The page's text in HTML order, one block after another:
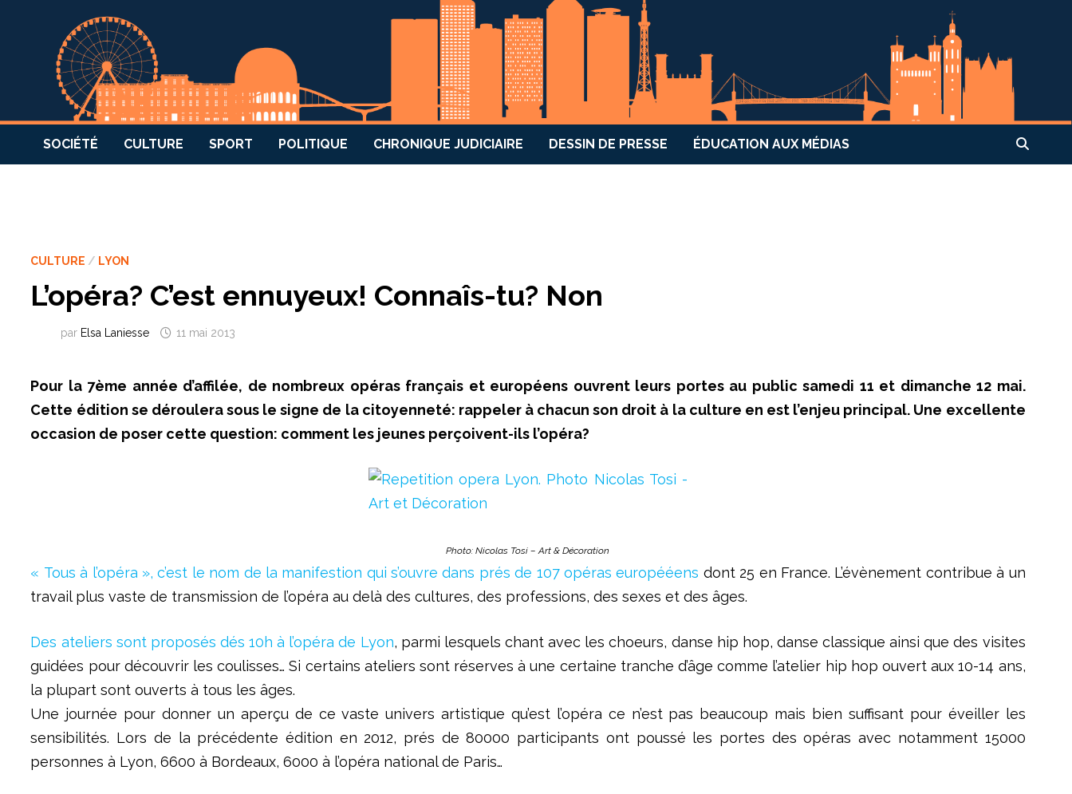
SOCIÉTÉ CULTURE SPORT POLITIQUE CHRONIQUE JUDICIAIRE DESSIN DE PRESSE ÉDUCATION AUX MÉDIAS
CULTURE / LYON
L’opéra? C’est ennuyeux! Connaîs-tu? Non
par Elsa Laniesse 11 mai 2013
Pour la 7ème année d’affilée, de nombreux opéras français et européens ouvrent leurs portes au public samedi 11 et dimanche 12 mai.
Cette édition se déroulera sous le signe de la citoyenneté: rappeler à chacun son droit à la culture en est l’enjeu principal. Une excellente
occasion de poser cette question: comment les jeunes perçoivent-ils l’opéra?
Photo: Nicolas Tosi – Art & Décoration
« Tous à l’opéra », c’est le nom de la manifestion qui s’ouvre dans prés de 107 opéras europééens dont 25 en France. L’évènement contribue à un
travail plus vaste de transmission de l’opéra au delà des cultures, des professions, des sexes et des âges.
Des ateliers sont proposés dés 10h à l’opéra de Lyon, parmi lesquels chant avec les choeurs, danse hip hop, danse classique ainsi que des visites
guidées pour découvrir les coulisses… Si certains ateliers sont réserves à une certaine tranche d’âge comme l’atelier hip hop ouvert aux 10-14 ans,
la plupart sont ouverts à tous les âges.
Une journée pour donner un aperçu de ce vaste univers artistique qu’est l’opéra ce n’est pas beaucoup mais bien suffisant pour éveiller les
sensibilités. Lors de la précédente édition en 2012, prés de 80000 participants ont poussé les portes des opéras avec notamment 15000
personnes à Lyon, 6600 à Bordeaux, 6000 à l’opéra national de Paris…